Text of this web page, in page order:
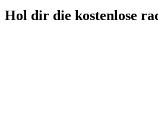
Hol dir die kostenlose